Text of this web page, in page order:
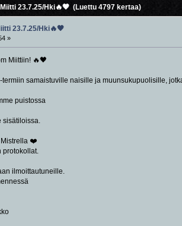
23.7.25/Hki🔥🖤 (Luettu 4797 kertaa)
23.7.25/Hki🔥🖤
»
Miittiin! 🔥🖤
termiin samaistuville naisille ja muunsukupuolisille,
puistossa
sisätiloissa.
Mistrella ❤️
protokollat.
ilmoittautuneille.